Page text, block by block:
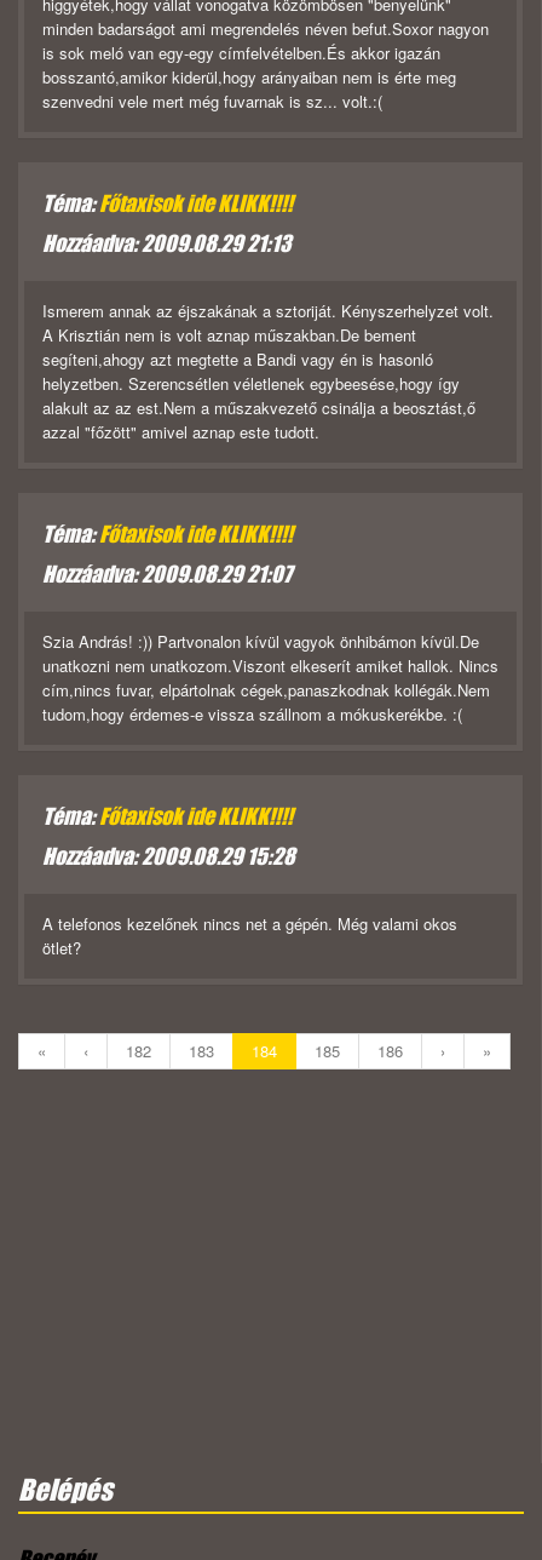
minden badarságot ami megrendelés néven befut.Soxor nagyon
is sok meló van egy-egy címfelvételben.És akkor igazán
bosszantó,amikor kiderül,hogy arányaiban nem is érte meg
szenvedni vele mert még fuvarnak is sz... volt.:(
Téma:Főtaxisok ide KLIKK!!!!
Hozzáadva: 2009.08.29 21:13
Ismerem annak az éjszakának a sztoriját. Kényszerhelyzet volt.
A Krisztián nem is volt aznap műszakban.De bement
segíteni,ahogy azt megtette a Bandi vagy én is hasonló
helyzetben. Szerencsétlen véletlenek egybeesése,hogy így
alakult az az est.Nem a műszakvezető csinálja a beosztást,ő
azzal "főzött" amivel aznap este tudott.
Téma:Főtaxisok ide KLIKK!!!!
Hozzáadva: 2009.08.29 21:07
Szia András! :)) Partvonalon kívül vagyok önhibámon kívül.De
unatkozni nem unatkozom.Viszont elkeserít amiket hallok. Nincs
cím,nincs fuvar, elpártolnak cégek,panaszkodnak kollégák.Nem
tudom,hogy érdemes-e vissza szállnom a mókuskerékbe. :(
Téma:Főtaxisok ide KLIKK!!!!
Hozzáadva: 2009.08.29 15:28
A telefonos kezelőnek nincs net a gépén. Még valami okos
ötlet?
« ‹ 182 183 184 185 186 › »
Belépés